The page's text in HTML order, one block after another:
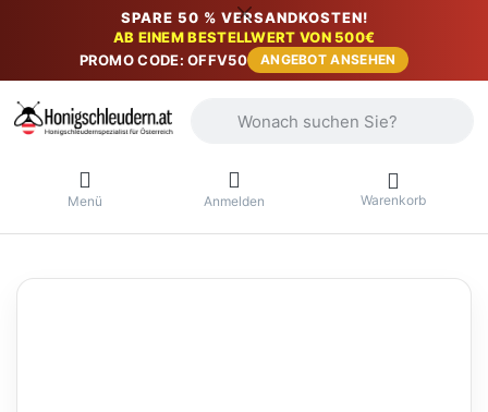
SPARE 50 % VERSANDKOSTEN!
AB EINEM BESTELLWERT VON 500€
PROMO CODE: OFFV50
ANGEBOT ANSEHEN
Menü Anmelden Warenkorb